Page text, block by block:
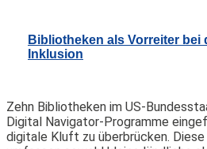
Bibliotheken als Vorreiter bei
Inklusion
Zehn Bibliotheken im US-
Digital Navigator-Programme
digitale Kluft zu überbrücken.